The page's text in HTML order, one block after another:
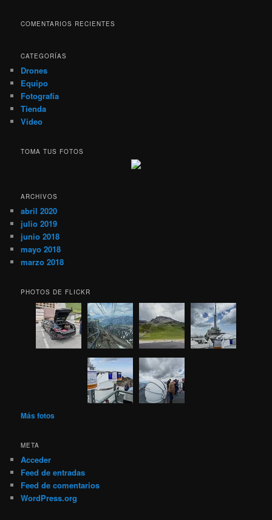
COMENTARIOS RECIENTES
CATEGORÍAS
Drones
Equipo
Fotografía
Tienda
Video
TOMA TUS FOTOS
ARCHIVOS
abril 2020
julio 2019
junio 2018
mayo 2018
marzo 2018
PHOTOS DE FLICKR
Más fotos
META
Acceder
Feed de entradas
Feed de comentarios
WordPress.org